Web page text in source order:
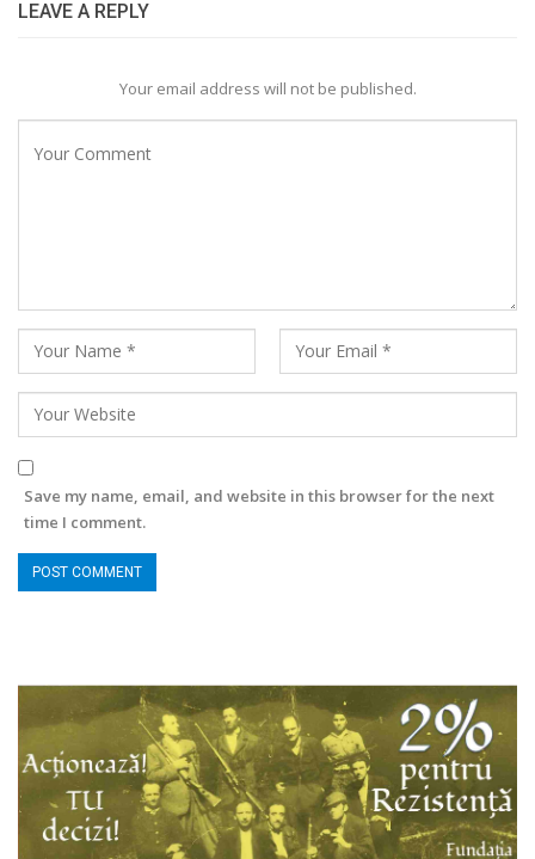
LEAVE A REPLY
Your email address will not be published.
Save my name, email, and website in this browser for the next
time I comment.